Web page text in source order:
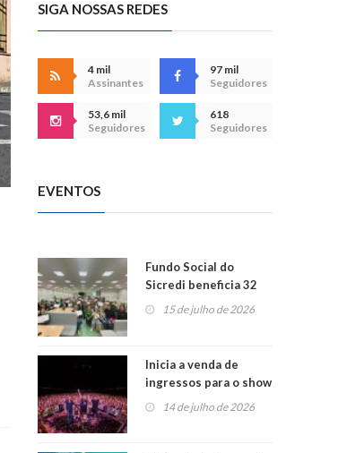
SIGA NOSSAS REDES
4 mil
Assinantes
97 mil
Seguidores
53,6 mil
Seguidores
618
Seguidores
EVENTOS
Fundo Social do
Sicredi beneficia 32
projetos em
15 de julho de 2026
Inicia a venda de
ingressos para o show
do Jota Quest nos 45
anos da Sicredi Ouro
14 de julho de 2026